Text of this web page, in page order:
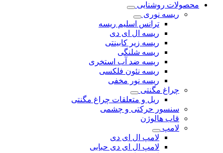
محصولات روشنایی
ریسه نوری
ترانس اسلیم ریسه
ریسه ال ای دی
ریسه زیر کابینتی
ریسه شلنگی
ریسه ضد آب استخری
ریسه نئون فلکسی
ریسه نور مخفی
چراغ مگنتی
ریل و متعلقات چراغ مگنتی
سنسور حرکتی و چشمی
قاب هالوژن
لامپ
لامپ ال ای دی
لامپ ال ای دی حبابی